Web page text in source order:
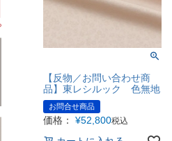
【反物／お問い合わせ商
品】東レシルック 色無地
お問合せ商品
価格： ¥52,800税込